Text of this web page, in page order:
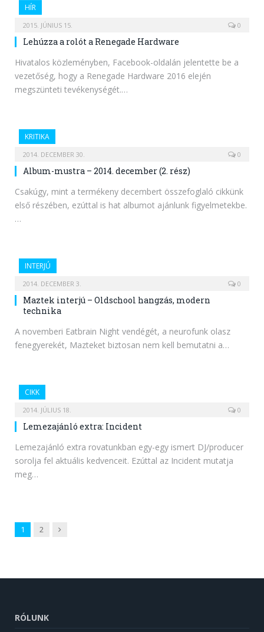
HÍR
2015. JÚNIUS 15. 0
Lehúzza a rolót a Renegade Hardware
Hivatalos közleményben, Facebook-oldalán jelentette be a
vezetőség, hogy a Renegade Hardware 2016 elején
megszünteti tevékenységét.…
KRITIKA
2014. DECEMBER 30. 0
Album-mustra – 2014. december (2. rész)
Csakúgy, mint a termékeny decembert összefoglaló cikkünk
első részében, ezúttal is hat albumot ajánlunk figyelmetekbe.
…
INTERJÚ
2014. DECEMBER 3. 0
Maztek interjú – Oldschool hangzás, modern
technika
A novemberi Eatbrain Night vendégét, a neurofunk olasz
fenegyerekét, Mazteket biztosan nem kell bemutatni a…
CIKK
2014. JÚLIUS 18. 0
Lemezajánló extra: Incident
Lemezajánló extra rovatunkban egy-egy ismert DJ/producer
sorolja fel aktuális kedvenceit. Ezúttal az Incident mutatja
meg…
1 2 Next
RÓLUNK